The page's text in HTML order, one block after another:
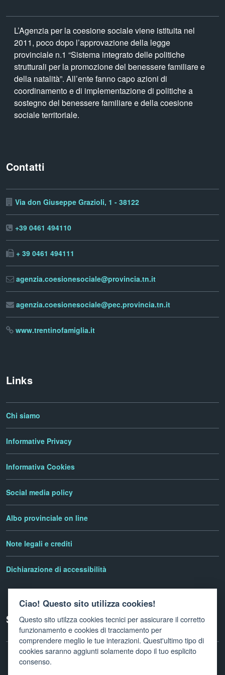
L’Agenzia per la coesione sociale viene istituita nel
2011, poco dopo l’approvazione della legge
provinciale n.1 “Sistema integrato delle politiche
strutturali per la promozione del benessere familiare e
della natalità”. All’ente fanno capo azioni di
coordinamento e di implementazione di politiche a
sostegno del benessere familiare e della coesione
sociale territoriale.
Contatti
Via don Giuseppe Grazioli, 1 - 38122
+39 0461 494110
+ 39 0461 494111
agenzia.coesionesociale@provincia.tn.it
agenzia.coesionesociale@pec.provincia.tn.it
www.trentinofamiglia.it
Links
Chi siamo
Informative Privacy
Informativa Cookies
Social media policy
Albo provinciale on line
Note legali e crediti
Dichiarazione di accessibilità
Seguici su
Facebook
Ciao! Questo sito utilizza cookies!
Questo sito utilzza cookies tecnici per assicurare il corretto
funzionamento e cookies di tracciamento per
comprendere meglio le tue interazioni. Quest'ultimo tipo di
cookies saranno aggiunti solamente dopo il tuo esplicito
consenso.